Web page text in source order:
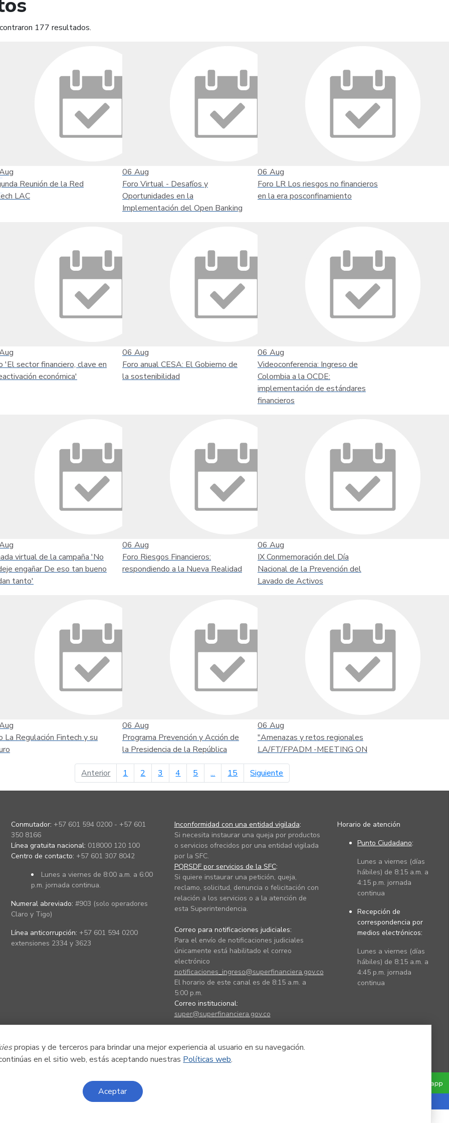
propias y de terceros para brindar una mejor experiencia al usuario en su navegación.
en el sitio web, estás aceptando nuestras Políticas web.
Aceptar
177 resultados.
Reunión de la Red
LAC
06 Aug
Foro Virtual - Desafíos y
Oportunidades en la
Implementación del Open Banking
06 Aug
Foro LR Los riesgos no financieros
en la era posconfinamiento
'El sector financiero, clave en
económica'
06 Aug
Foro anual CESA: El Gobierno de
la sostenibilidad
06 Aug
Videoconferencia: Ingreso de
Colombia a la OCDE:
implementación de estándares
financieros
virtual de la campaña 'No
engañar De eso tan bueno
tanto'
06 Aug
Foro Riesgos Financieros:
respondiendo a la Nueva Realidad
06 Aug
IX Conmemoración del Día
Nacional de la Prevención del
Lavado de Activos
La Regulación Fintech y su
06 Aug
Programa Prevención y Acción de
la Presidencia de la República
06 Aug
"Amenazas y retos regionales
LA/FT/FPADM -MEETING ON
Anteriorpágina anterior
1 2 3 4 5 ... 15 Siguiente
Conmutador: +57 601 594 0200 - +57 601
350 8166
Línea gratuita nacional: 018000 120 100
Centro de contacto: +57 601 307 8042
Lunes a viernes de 8:00 a.m. a 6:00
p.m. jornada continua.
Numeral abreviado: #903 (solo operadores
Claro y Tigo)
Línea anticorrupción: +57 601 594 0200
extensiones 2334 y 3623
Inconformidad con una entidad vigilada:
Si necesita instaurar una queja por productos
o servicios ofrecidos por una entidad vigilada
por la SFC.
PQRSDF por servicios de la SFC:
Si quiere instaurar una petición, queja,
reclamo, solicitud, denuncia o felicitación con
relación a los servicios o a la atención de
esta Superintendencia.
Correo para notificaciones judiciales:
Para el envío de notificaciones judiciales
únicamente está habilitado el correo
electrónico
notificaciones_ingreso@superfinanciera.gov.co
El horario de este canal es de 8:15 a.m. a
5:00 p.m.
Correo institucional:
super@superfinanciera.gov.co
Horario de atención
Punto Ciudadano:
Lunes a viernes (días
hábiles) de 8:15 a.m. a
4:15 p.m. jornada
continua
Recepción de
correspondencia por
medios electrónicos:
Lunes a viernes (días
hábiles) de 8:15 a.m. a
4:45 p.m. jornada
continua